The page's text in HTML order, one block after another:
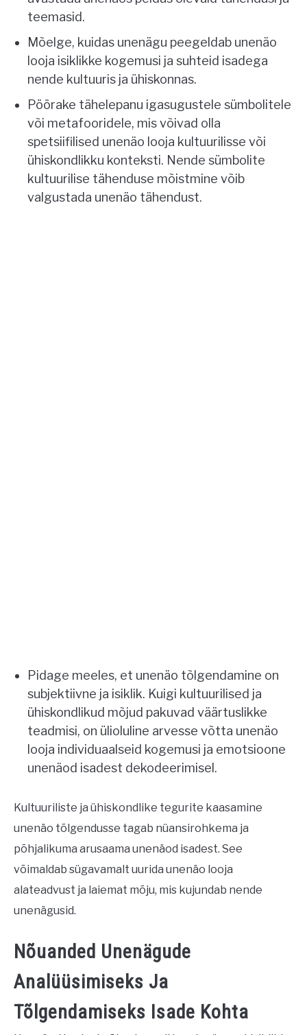
teemasid.
Mõelge, kuidas unenägu peegeldab unenäo
looja isiklikke kogemusi ja suhteid isadega
nende kultuuris ja ühiskonnas.
Pöörake tähelepanu igasugustele sümbolitele
või metafooridele, mis võivad olla
spetsiifilised unenäo looja kultuurilisse või
ühiskondlikku konteksti. Nende sümbolite
kultuurilise tähenduse mõistmine võib
valgustada unenäo tähendust.
Pidage meeles, et unenäo tõlgendamine on
subjektiivne ja isiklik. Kuigi kultuurilised ja
ühiskondlikud mõjud pakuvad väärtuslikke
teadmisi, on ülioluline arvesse võtta unenäo
looja individuaalseid kogemusi ja emotsioone
unenäod isadest dekodeerimisel.
Kultuuriliste ja ühiskondlike tegurite kaasamine
unenäo tõlgendusse tagab nüansirohkema ja
põhjalikuma arusaama unenäod isadest. See
võimaldab sügavamalt uurida unenäo looja
alateadvust ja laiemat mõju, mis kujundab nende
unenägusid.
Nõuanded Unenägude
Analüüsimiseks Ja
Tõlgendamiseks Isade Kohta